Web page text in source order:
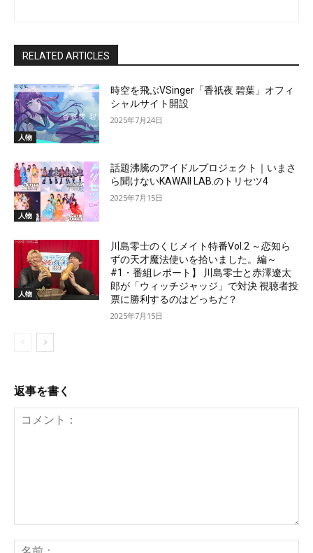
RELATED ARTICLES
人物
時空を飛ぶVSinger「香祇夜 碧葉」オフィ
シャルサイト開設
2025年7月24日
人物
話題沸騰のアイドルプロジェクト｜いまさ
ら聞けないKAWAII LAB.のトリセツ4
2025年7月15日
人物
川島零士のくじメイト特番Vol.2 ～恋知ら
ずの天才魔法使いを拾いました。編～
#1・番組レポート】 川島零士と赤澤遼太
郎が「ウィッチジャッジ」で対決 視聴者投
票に勝利するのはどっちだ？
2025年7月15日
返事を書く